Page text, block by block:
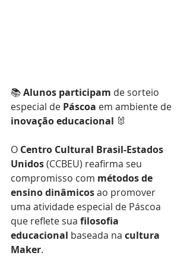
📚 Alunos participam de sorteio
especial de Páscoa em ambiente de
inovação educacional 🐰
O Centro Cultural Brasil-Estados
Unidos (CCBEU) reafirma seu
compromisso com métodos de
ensino dinâmicos ao promover
uma atividade especial de Páscoa
que reflete sua filosofia
educacional baseada na cultura
Maker.